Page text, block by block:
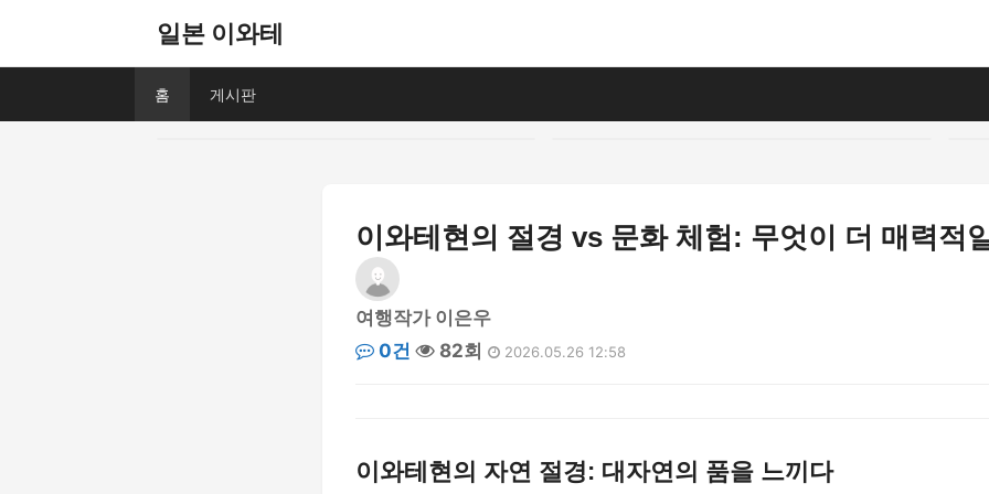
일본 이와테
홈 게시판
이와테현의 절경 vs 문화 체험: 무엇이 더 매력적
여행작가 이은우
0건
82회 2026.05.26 12:58
이와테현의 자연 절경: 대자연의 품을 느끼다